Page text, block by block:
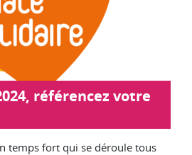
référencez votre
temps fort qui se déroule tous